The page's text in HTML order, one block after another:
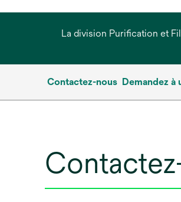
La division Purification et
Contactez-nous Demandez à